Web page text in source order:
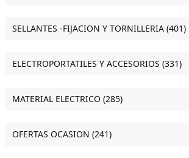
SELLANTES -FIJACION Y TORNILLERIA (401)
ELECTROPORTATILES Y ACCESORIOS (331)
MATERIAL ELECTRICO (285)
OFERTAS OCASION (241)